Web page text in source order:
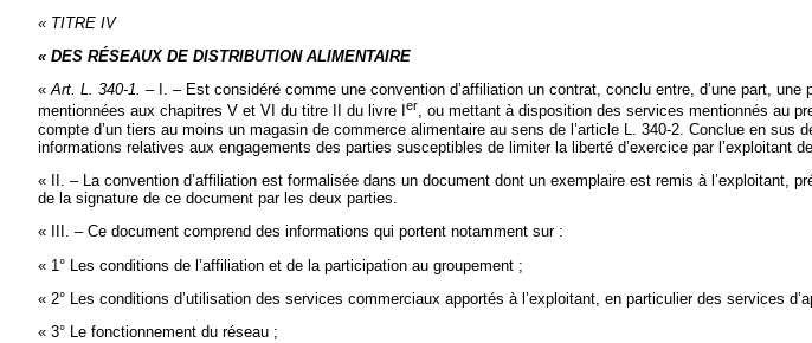
« TITRE IV
« DES RÉSEAUX DE DISTRIBUTION ALIMENTAIRE
«Art. L. 340-1. – I. – Est considéré comme une convention d’affiliation un contrat, conclu entre, d’une part,
mentionnées aux chapitres V et VI du titre II du livre I
er, ou mettant à disposition des services mentionnés au
compte d’un tiers au moins un magasin de commerce alimentaire au sens de l’article L. 340-2. Conclue en
informations relatives aux engagements des parties susceptibles de limiter la liberté d’exercice par l’exploitant
« II. – La convention d’affiliation est formalisée dans un document dont un exemplaire est remis à l’exploitant,
de la signature de ce document par les deux parties.
« III. – Ce document comprend des informations qui portent notamment sur :
« 1° Les conditions de l’affiliation et de la participation au groupement ;
« 2° Les conditions d’utilisation des services commerciaux apportés à l’exploitant, en particulier des services
« 3° Le fonctionnement du réseau ;